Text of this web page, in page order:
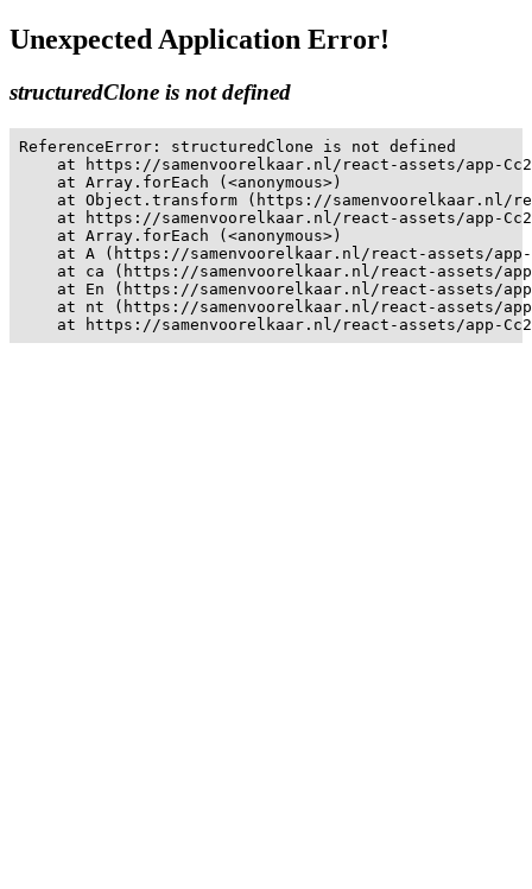
Unexpected Application Error!
structuredClone is not defined
ReferenceError: structuredClone is not defined
at https://samenvoorelkaar.nl/react-assets/app-
    at Array.forEach (<anonymous>)
at Object.transform (https://samenvoorelkaar.nl/
at https://samenvoorelkaar.nl/react-assets/app-
    at Array.forEach (<anonymous>)
at A (https://samenvoorelkaar.nl/react-assets/
at ca (https://samenvoorelkaar.nl/react-assets/
at En (https://samenvoorelkaar.nl/react-assets/
at nt (https://samenvoorelkaar.nl/react-assets/
at https://samenvoorelkaar.nl/react-assets/app-